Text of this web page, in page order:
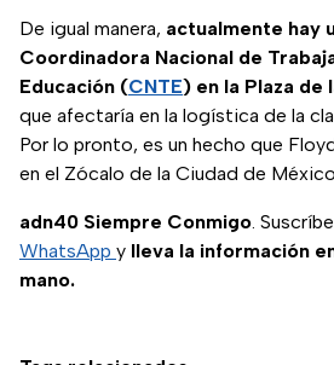
De igual manera, actualmente hay
Coordinadora Nacional de
Educación (CNTE) en la Plaza de
que afectaría en la logística de la
Por lo pronto, es un hecho que
en el Zócalo de la Ciudad de
adn40 Siempre Conmigo.
WhatsApp y lleva la información
mano.